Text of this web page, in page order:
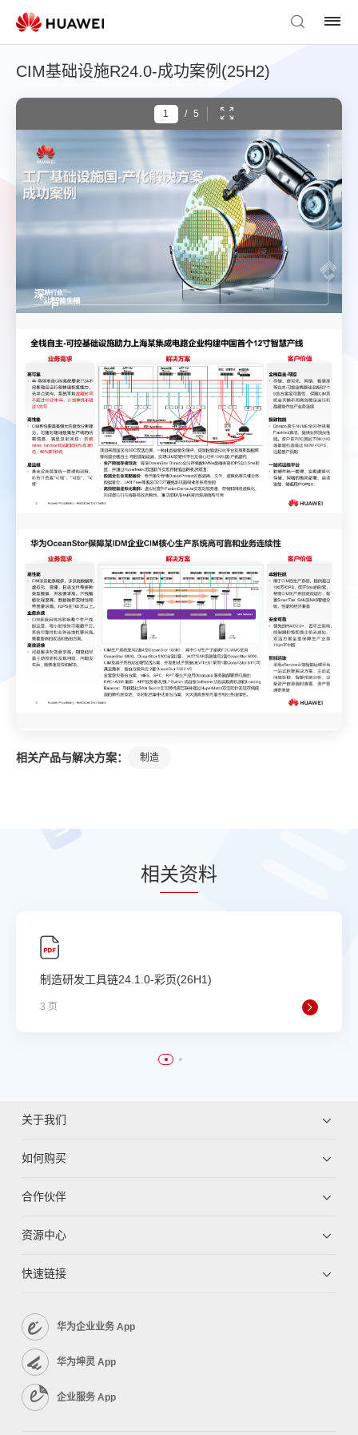
CIM基础设施R24.0-成功案例(25H2)
相关产品与解决方案： 制造
/ 5
相关资料
制造研发工具链24.1.0-彩页(26H1)
3 页
关于我们
如何购买
合作伙伴
资源中心
快速链接
华为企业业务 App
华为坤灵 App
企业服务 App